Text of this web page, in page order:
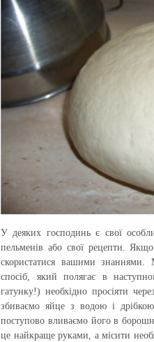
У деяких господинь є свої
пельменів або свої рецепти.
скористатися вашими
спосіб, який полягає в
гатунку!) необхідно просіяти
збиваємо яйце з водою і
поступово вливаємо його в
це найкраще руками, а місити